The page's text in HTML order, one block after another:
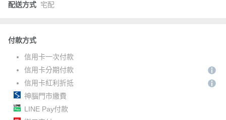
配送方式 宅配
付款方式
信用卡一次付款
信用卡分期付款
信用卡紅利折抵
神腦門市繳費
LINE Pay付款